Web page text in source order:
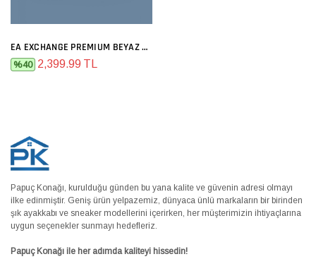
EA EXCHANGE PREMIUM BEYAZ SIYAH
%40 2,399.99 TL
Papuç Konağı, kurulduğu günden bu yana kalite ve güvenin adresi olmayı
ilke edinmiştir. Geniş ürün yelpazemiz, dünyaca ünlü markaların bir birinden
şık ayakkabı ve sneaker modellerini içerirken, her müşterimizin ihtiyaçlarına
uygun seçenekler sunmayı hedefleriz.
Papuç Konağı ile her adımda kaliteyi hissedin!